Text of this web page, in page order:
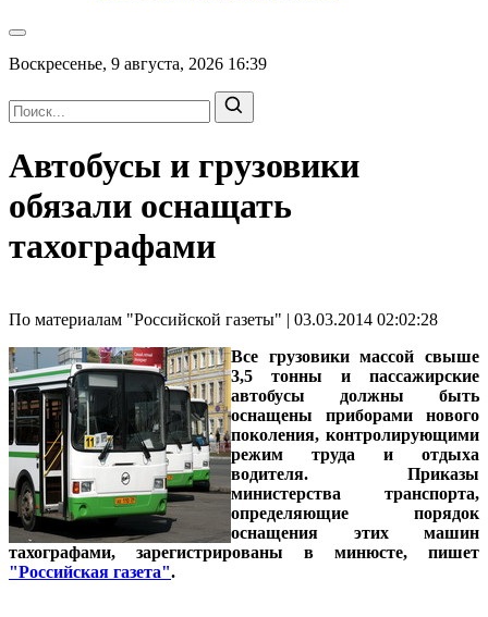
Воскресенье, 9 августа, 2026 16:39
Автобусы и грузовики
обязали оснащать
тахографами
По материалам "Российской газеты" | 03.03.2014 02:02:28
Все грузовики массой свыше
3,5 тонны и пассажирские
автобусы должны быть
оснащены приборами нового
поколения, контролирующими
режим труда и отдыха
водителя. Приказы
министерства транспорта,
определяющие порядок
оснащения этих машин
тахографами, зарегистрированы в минюсте, пишет
"Российская газета".